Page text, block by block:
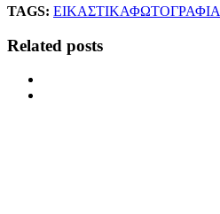
TAGS: ΕΙΚΑΣΤΙΚΑΦΩΤΟΓΡΑΦΙΑ
Related posts